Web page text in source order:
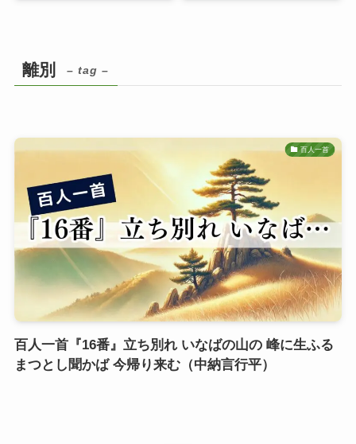
離別 – tag –
百人一首
百人一首『16番』立ち別れ いなばの山の 峰に生ふる
まつとし聞かば 今帰り来む（中納言行平）